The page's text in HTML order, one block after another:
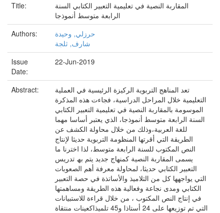
Title:
المقاربة النصیة في تعلیمیة التعبیر الكتابي السنة
الرابعة متوسط أنموذجا
Authors:
حرزلي, وحیدة
شارف, ثلجة
Issue
Date:
22-Jun-2019
Abstract:
تعد المناھج التربویة الركیزة الرئیسیة في العملیة
التعلیمیة خلال المراحل الدراسیة، فجاءت ھذه المذكرة
الموسومة بالمقاربة النصیة في تعلیمیة التعبیر الكتابي
السنة الرابعة متوسط أنموذجا، الذي یعتبر أساسا مھما
للغة العربیة،وذلك من خلال محاولة الكشف عن
الطریقة التي أقرتھا المنظومة التربویة حدیثا لإنتاج
النص المكتوب للسنة الرابعة متوسط، لذا اخترنا ما
یسمى المقاربة النصیة كمنھاج جدید یتم بھ تدریس
التعبیر الكتابي حدیثا، لمحاولة معرفة أھم الصعوبات
التي یواجھھا كل من التلامیذ والأساتذة في حصة التعبیر
الكتابي ومدى نجاعة وفعالیة ھذه الطریقة ومساھمتھا
في إنتاج النص المكتوب ، من خلال قراءة للاستبیانات
التي تم توزیعھا على 24 أستاذا و45 تلمیذاكعینات منتقاة